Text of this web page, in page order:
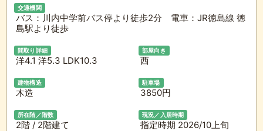
交通機関
バス：川内中学前バス停より徒歩2分 電車：JR徳島線 徳
島駅より徒歩
間取り詳細
洋4.1 洋5.3 LDK10.3
部屋向き
西
建物構造
木造
駐車場
3850円
所在階／階数
2階 / 2階建て
現況／入居時期
指定時期 2026/10上旬